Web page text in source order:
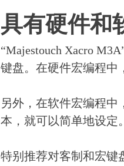
具有硬件和
“Majestouch Xacro
键盘。在硬件宏编程中
另外，在软件宏编程中
本，就可以简单地设定。
特别推荐对客制和宏键